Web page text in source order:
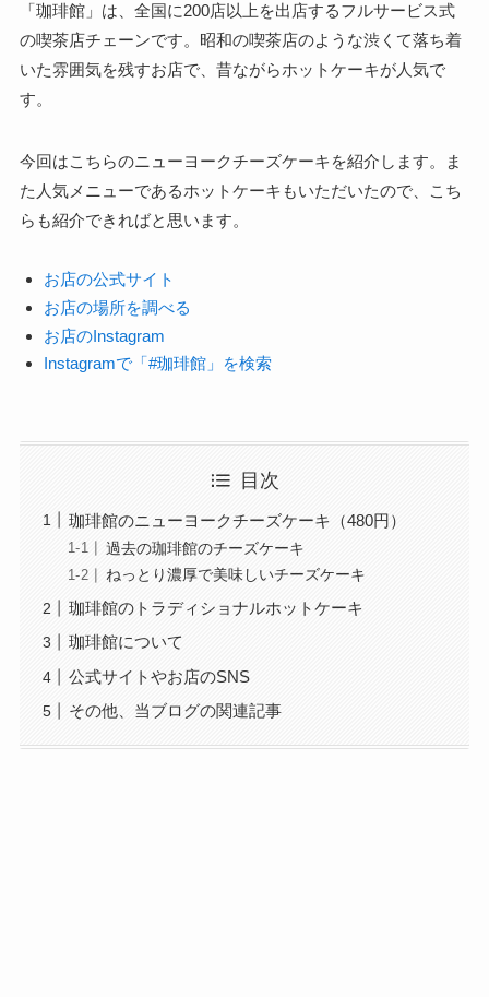
「珈琲館」は、全国に200店以上を出店するフルサービス式
の喫茶店チェーンです。昭和の喫茶店のような渋くて落ち着
いた雰囲気を残すお店で、昔ながらホットケーキが人気で
す。
今回はこちらのニューヨークチーズケーキを紹介します。ま
た人気メニューであるホットケーキもいただいたので、こち
らも紹介できればと思います。
お店の公式サイト
お店の場所を調べる
お店のInstagram
Instagramで「#珈琲館」を検索
目次
珈琲館のニューヨークチーズケーキ（480円）
過去の珈琲館のチーズケーキ
ねっとり濃厚で美味しいチーズケーキ
珈琲館のトラディショナルホットケーキ
珈琲館について
公式サイトやお店のSNS
その他、当ブログの関連記事